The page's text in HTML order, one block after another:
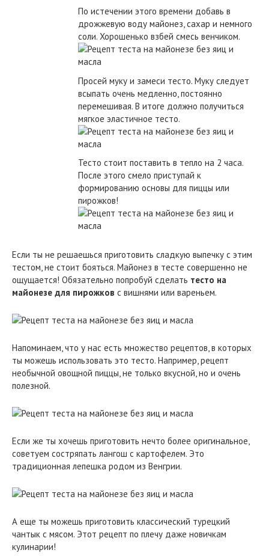
По истечении этого времени добавь в
дрожжевую воду майонез, сахар и немного
соли. Хорошенько взбей смесь венчиком.
Просей муку и замеси тесто. Муку следует
всыпать очень медленно, постоянно
перемешивая. В итоге должно получиться
мягкое эластичное тесто.
Тесто стоит поставить в тепло на 2 часа.
После этого смело приступай к
формированию основы для пиццы или
пирожков!
Если ты не решаешься приготовить сладкую выпечку с этим
тестом, не стоит бояться. Майонез в тесте совершенно не
ощущается! Обязательно попробуй сделать тесто на
майонезе для пирожков с вишнями или вареньем.
Напоминаем, что у нас есть множество рецептов, в которых
ты можешь использовать это тесто. Например, рецепт
необычной овощной пиццы, не только вкусной, но и очень
полезной.
Если же ты хочешь приготовить нечто более оригинальное,
советуем состряпать лангош с картофелем. Это
традиционная лепешка родом из Венгрии.
А еще ты можешь приготовить классический турецкий
чантык с мясом. Этот рецепт по плечу даже новичкам
кулинарии!